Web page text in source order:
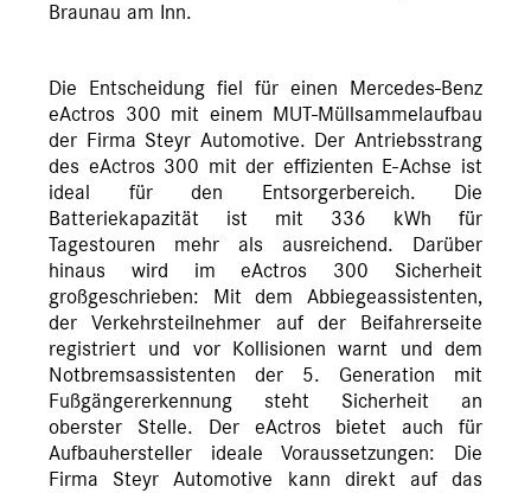
Braunau am Inn.
Die Entscheidung fiel für einen Mercedes-Benz
eActros 300 mit einem MUT-Müllsammelaufbau
der Firma Steyr Automotive. Der Antriebsstrang
des eActros 300 mit der effizienten E-Achse ist
ideal für den Entsorgerbereich. Die
Batteriekapazität ist mit 336 kWh für
Tagestouren mehr als ausreichend. Darüber
hinaus wird im eActros 300 Sicherheit
großgeschrieben: Mit dem Abbiegeassistenten,
der Verkehrsteilnehmer auf der Beifahrerseite
registriert und vor Kollisionen warnt und dem
Notbremsassistenten der 5. Generation mit
Fußgängererkennung steht Sicherheit an
oberster Stelle. Der eActros bietet auch für
Aufbauhersteller ideale Voraussetzungen: Die
Firma Steyr Automotive kann direkt auf das